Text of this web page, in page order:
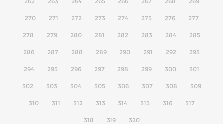
270 271 272 273 274 275 276 277
278 279 280 281 282 283 284 285
286 287 288 289 290 291 292 293
294 295 296 297 298 299 300 301
302 303 304 305 306 307 308 309
310 311 312 313 314 315 316 317
318 319 320